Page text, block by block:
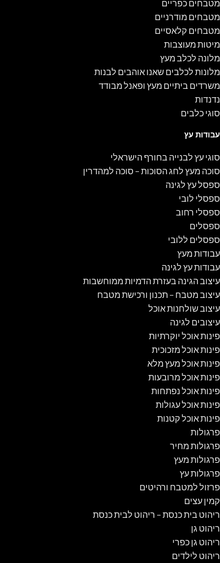
מטבחים כפריים
מטבחים מודרניים
מטבחים קלאסיים
מיטות מעוצבות
מלונה לכלב מעץ
מלונות לכלבים שאנו אוהבים לבנות
משרדים ביתיים מעץ ופאנל מבודד
נדנדות
סוגי כלבים
עבודות עץ
סוגי עץ לבנייה בחורף הישראלי
סוכה מעץ לחג הסוכות – סוכה למהדרין
ספסל עץ לגינה
ספסלי לובי
ספסלי רחוב
ספסלים
ספסלים ללובי
עבודות מעץ
עבודות עץ לגינה
עיצוב הגינה בעזרת הדמיות ממוחשבות
עיצוב מטבח – תכנון ורכישת מטבח
עיצוב שולחנות אוכל
עיצובים לגינה
פינות אוכל יוקרתיות
פינות אוכל מזכוכית
פינות אוכל מעץ מלא
פינות אוכל מרובעות
פינות אוכל נפתחות
פינות אוכל עגולות
פינות אוכל קטנות
פרגולות
פרגולות מחיר
פרגולות מעץ
פרגולות עץ
פרזול למטבח ורהיטים
קמין עצים
ריהוט בית כנסת – ריהוט לבית כנסת
ריהוט גן
ריהוט גן כפרי
ריהוט לילדים